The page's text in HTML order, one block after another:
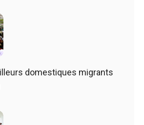
domestiques migrants